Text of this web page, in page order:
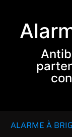
ALARME À